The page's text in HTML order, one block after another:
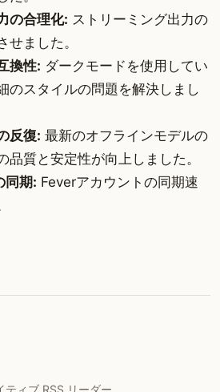
の合理化: ストリーミング出力の
せました。
換性: ダークモードを使用してい
のスタイルの問題を解決しまし
反復: 最新のオフラインモデルの
品質と安定性が向上しました。
同期: Feverアカウントの同期速